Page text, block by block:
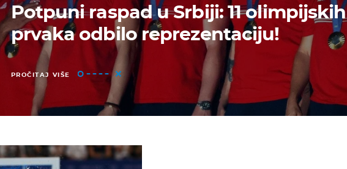
Potpuni raspad u Srbiji: 11 olimpijskih
prvaka odbilo reprezentaciju!
PROČITAJ VIŠE